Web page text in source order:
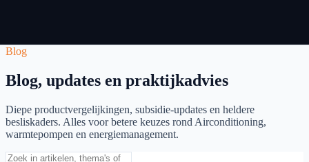
Blog
Blog, updates en praktijkadvies
Diepe productvergelijkingen, subsidie-updates en heldere
besliskaders. Alles voor betere keuzes rond Airconditioning,
warmtepompen en energiemanagement.